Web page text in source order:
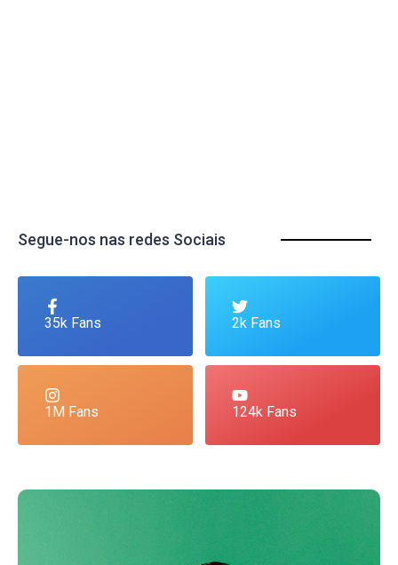
Segue-nos nas redes Sociais
35k Fans 2k Fans
1M Fans 124k Fans